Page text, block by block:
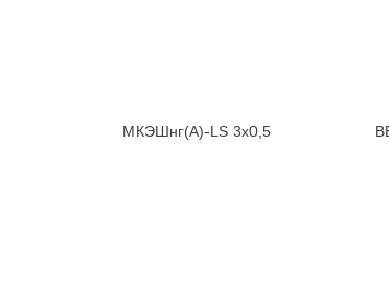
МКЭШнг(А)-LS 3х0,5